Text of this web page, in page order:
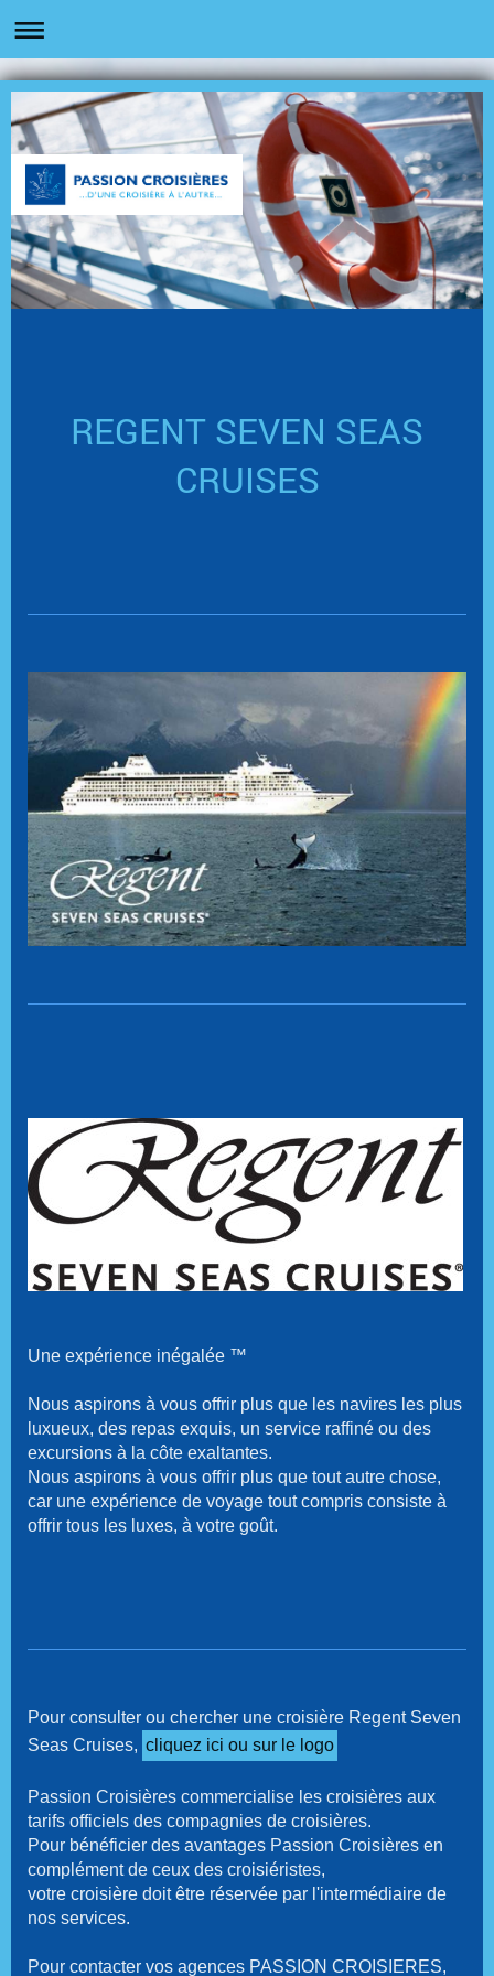
REGENT SEVEN SEAS
CRUISES
Une expérience inégalée ™
Nous aspirons à vous offrir plus que les navires les plus
luxueux, des repas exquis, un service raffiné ou des
excursions à la côte exaltantes.
Nous aspirons à vous offrir plus que tout autre chose,
car une expérience de voyage tout compris consiste à
offrir tous les luxes, à votre goût.
Pour consulter ou chercher une croisière Regent Seven
Seas Cruises, cliquez ici ou sur le logo
Passion Croisières commercialise les croisières aux
tarifs officiels des compagnies de croisières.
Pour bénéficier des avantages Passion Croisières en
complément de ceux des croisiéristes,
votre croisière doit être réservée par l'intermédiaire de
nos services.
Pour contacter vos agences PASSION CROISIERES,